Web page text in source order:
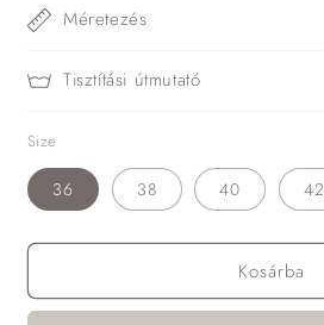
Méretezés
Tisztítási útmutató
Size
36 38 40 42
Kosárba